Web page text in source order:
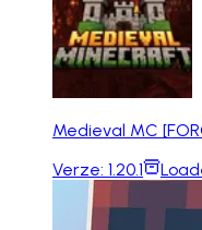
Medieval MC
Verze: 1.20.1